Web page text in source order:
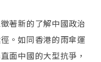
著新的了解中國政治
。如同香港的雨傘運
面中國的大型抗爭，